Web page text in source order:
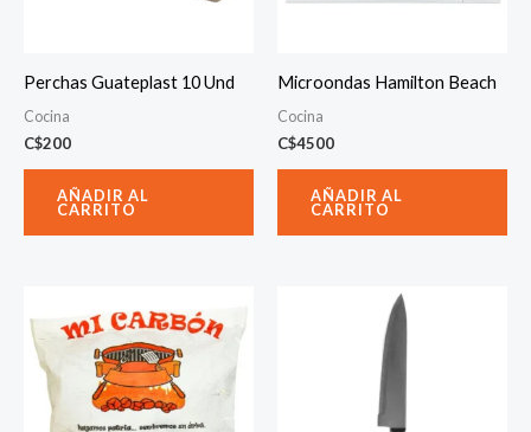
Perchas Guateplast 10 Und
Cocina
C$200
AÑADIR AL
CARRITO
Microondas Hamilton Beach
Cocina
C$4500
AÑADIR AL
CARRITO